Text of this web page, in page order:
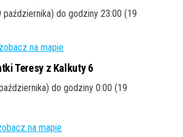
do godziny 23:00 (19
zobacz na mapie
Teresy z Kalkuty 6
do godziny 0:00 (19
na mapie